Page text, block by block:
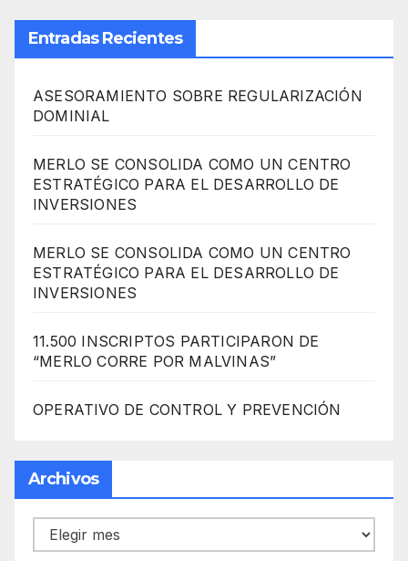
Entradas Recientes
ASESORAMIENTO SOBRE REGULARIZACIÓN
DOMINIAL
MERLO SE CONSOLIDA COMO UN CENTRO
ESTRATÉGICO PARA EL DESARROLLO DE
INVERSIONES
MERLO SE CONSOLIDA COMO UN CENTRO
ESTRATÉGICO PARA EL DESARROLLO DE
INVERSIONES
11.500 INSCRIPTOS PARTICIPARON DE
“MERLO CORRE POR MALVINAS”
OPERATIVO DE CONTROL Y PREVENCIÓN
Archivos
Archivos